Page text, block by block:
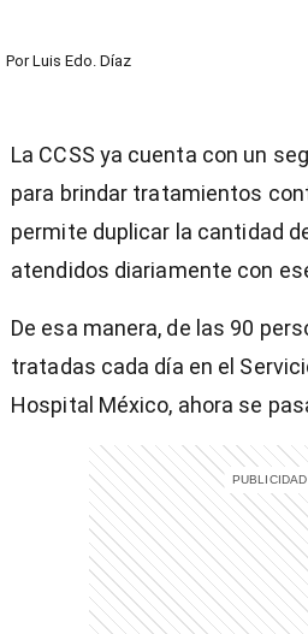
Por Luis Edo. Díaz
La CCSS ya cuenta con un
para brindar tratamientos
permite duplicar la cantidad
atendidos diariamente con
De esa manera, de las 90
tratadas cada día en el
Hospital México, ahora se